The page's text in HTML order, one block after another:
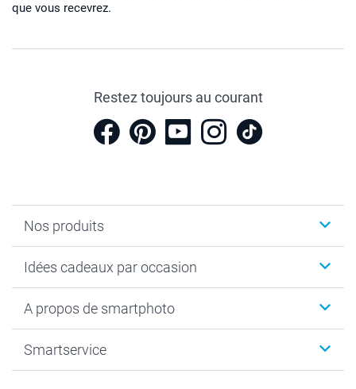
que vous recevrez.
Restez toujours au courant
Nos produits
Calendrier photo & Agenda photo
Tirage photo & agrandissement
Faire-part & Cartes
Idées cadeaux par occasion
Anniversaire
Naissance & baptême
A propos de smartphoto
Plan du site
Smartservice